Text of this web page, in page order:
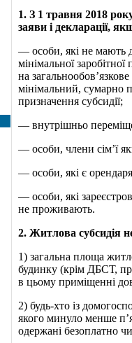
1. З 1 травня 2018
заяви і декларації,
— особи, які не мають
мінімальної
на
мінімальний, сумарно
призначення субсидії;
— внутрішньо
— особи, члени сім’ї
— особи, які є
— особи, які
не проживають.
2. Житлова субсидія
1) загальна площа
будинку (крім ДБСТ,
в цьому приміщенні
2) будь-хто із
якого минуло менше
одержані безоплатно